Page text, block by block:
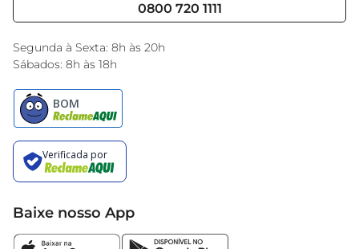
Black Friday
Encarte do Dia
0800 720 1111
Segunda à Sexta: 8h às 20h
Sábados: 8h às 18h
Baixe nosso App